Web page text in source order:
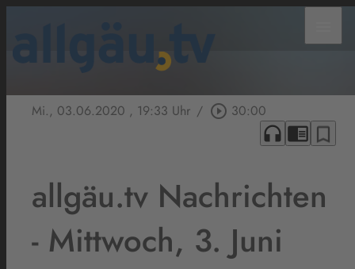
Mi., 03.06.2020 , 19:33 Uhr / play_circle_outline 30:00
headphones chrome_reader_mode bookmark_border
allgäu.tv Nachrichten
- Mittwoch, 3. Juni